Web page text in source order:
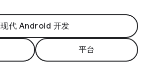
现代 Android 开发
平台